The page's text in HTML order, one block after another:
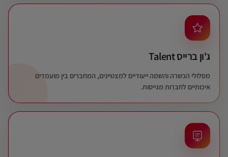
ג'ון ברייס Talent
מסלולי הכשרה והשמה ייעודיים למצטיינים, המחברים בין מועמדים
איכותיים לחברות מגייסות.